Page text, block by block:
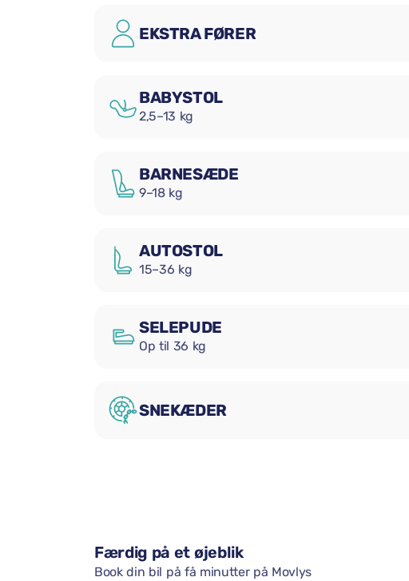
EKSTRA FØRER
BABYSTOL
2,5–13 kg
BARNESÆDE
9–18 kg
AUTOSTOL
15–36 kg
SELEPUDE
Op til 36 kg
SNEKÆDER
Færdig på et øjeblik
Book din bil på få minutter på Movlys